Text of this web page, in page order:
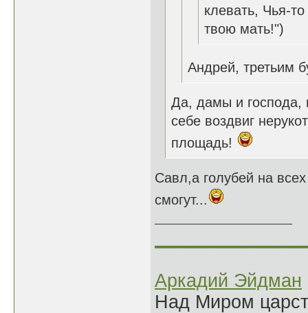
клевать, Чья-
твою мать!")
Андрей, третьим
Да, дамы и господа,
себе воздвиг
площадь!
Савл,а голубей на
смогут...
Аркадий Эйдман
Над Миром